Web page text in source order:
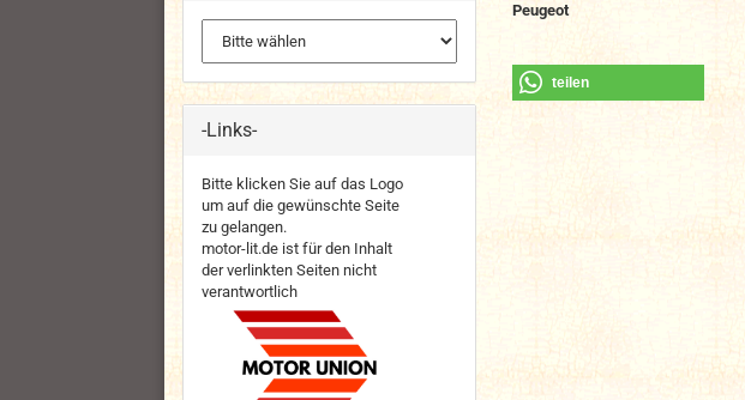
Peugeot
teilen
-Links-
Bitte klicken Sie auf das Logo
um auf die gewünschte Seite
zu gelangen.
motor-lit.de ist für den Inhalt
der verlinkten Seiten nicht
verantwortlich